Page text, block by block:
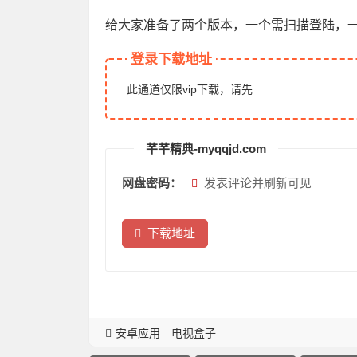
给大家准备了两个版本，一个需扫描登陆，
登录下载地址
此通道仅限vip下载，请先
芊芊精典-myqqjd.com
网盘密码： 发表评论并刷新可见
下载地址
安卓应用 电视盒子